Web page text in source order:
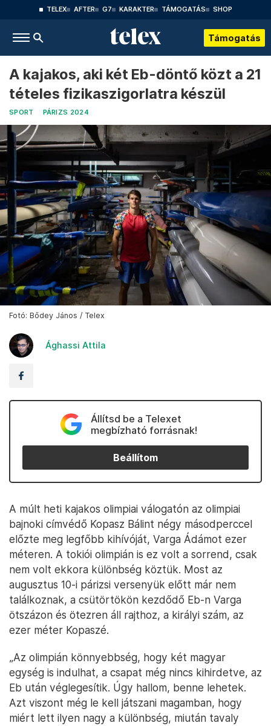
TELEX AFTER G7 KARAKTER TÁMOGATÁS SHOP
Támogatás
A kajakos, aki két Eb-döntő közt a 21
tételes fizikaszigorlatra készül
SPORT PÁRIZS 2024
Fotó: Bődey János / Telex
Ághassi Attila
Állítsd be a Telexet
megbízható forrásnak!
Beállítom
A múlt heti kajakos olimpiai válogatón az olimpiai
bajnoki címvédő Kopasz Bálint négy másodperccel
előzte meg legfőbb kihívóját, Varga Ádámot ezer
méteren. A tokiói olimpián is ez volt a sorrend, csak
nem volt ekkora különbség köztük. Most az
augusztus 10-i párizsi versenyük előtt már nem
találkoznak, a csütörtökön kezdődő Eb-n Varga
ötszázon és ötezren áll rajthoz, a királyi szám, az
ezer méter Kopaszé.
„Az olimpián könnyebbség, hogy két magyar
egység is indulhat, a csapat még nincs kihirdetve, az
Eb után véglegesítik. Úgy hallom, benne lehetek.
Azt viszont még le kell játszani magamban, hogy
miért lett ilyen nagy a különbség, miután tavaly